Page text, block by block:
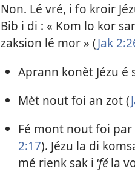
Non. Lé vré, i fo kroir
Bib i di : « Kom lo kor
zaksion lé mor » (Jak
Aprann konèt Jézu é
Mèt nout foi an zot (
Fé mont nout foi
2:17). Jézu la di
mé rienk sak i ‘féla